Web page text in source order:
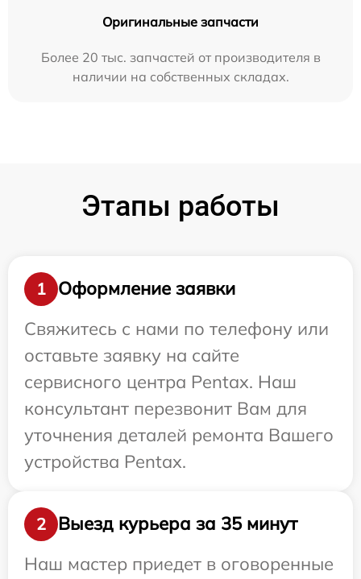
Оригинальные запчасти
Более 20 тыс. запчастей от производителя в
наличии на собственных складах.
Этапы работы
1
Оформление заявки
Свяжитесь с нами по телефону или
оставьте заявку на сайте
сервисного центра Pentax. Наш
консультант перезвонит Вам для
уточнения деталей ремонта Вашего
устройства Pentax.
2
Выезд курьера за 35 минут
Наш мастер приедет в оговоренные